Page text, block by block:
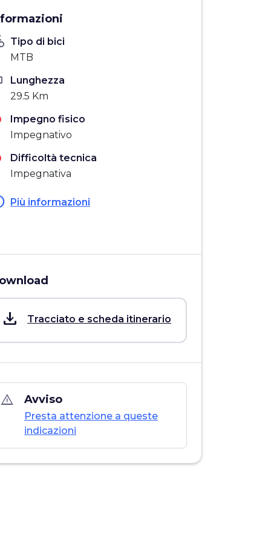
Tipo di bici
MTB
Lunghezza
29.5 Km
Impegno fisico
Impegnativo
Difficoltà tecnica
Impegnativa
Più informazioni
save_alt Tracciato e scheda itinerario
warning_amber Avviso
Presta attenzione a queste
indicazioni